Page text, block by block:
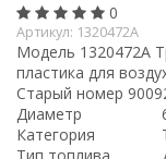
0
Артикул: 1320472A
Модель 1320472A
пластика для
Старый номер
Диаметр
Категория